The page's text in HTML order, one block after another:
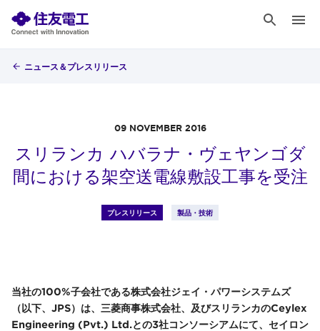
ニュース＆プレスリリース
09 NOVEMBER 2016
スリランカ ハバラナ・ヴェヤンゴダ
間における架空送電線敷設工事を受注
プレスリリース 製品・技術
当社の100%子会社である株式会社ジェイ・パワーシステムズ
（以下、JPS）は、三菱商事株式会社、及びスリランカのCeylex
Engineering (Pvt.) Ltd.との3社コンソーシアムにて、セイロン